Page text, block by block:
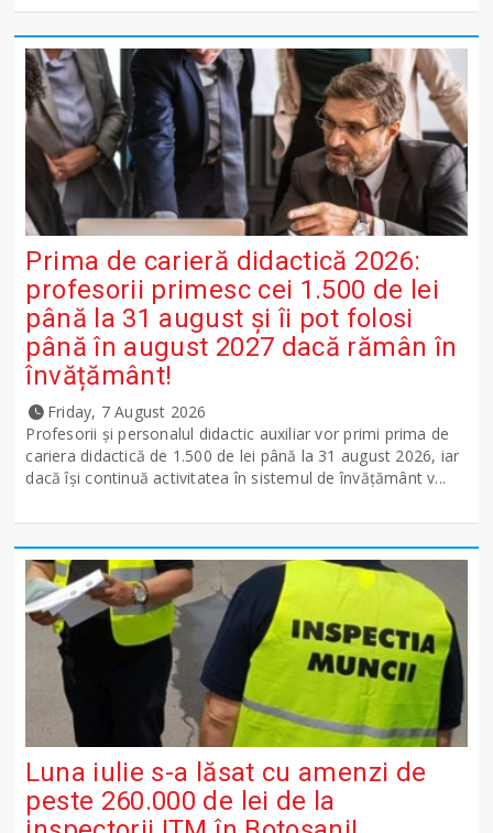
Prima de carieră didactică 2026:
profesorii primesc cei 1.500 de lei
până la 31 august și îi pot folosi
până în august 2027 dacă rămân în
învățământ!
Friday, 7 August 2026
Profesorii și personalul didactic auxiliar vor primi prima de
cariera didactică de 1.500 de lei până la 31 august 2026, iar
dacă își continuă activitatea în sistemul de învățământ v...
Luna iulie s-a lăsat cu amenzi de
peste 260.000 de lei de la